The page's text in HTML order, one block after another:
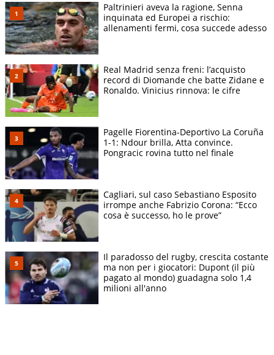
Paltrinieri aveva la ragione, Senna
inquinata ed Europei a rischio:
allenamenti fermi, cosa succede adesso
Real Madrid senza freni: l’acquisto
record di Diomande che batte Zidane e
Ronaldo. Vinicius rinnova: le cifre
Pagelle Fiorentina-Deportivo La Coruña
1-1: Ndour brilla, Atta convince.
Pongracic rovina tutto nel finale
Cagliari, sul caso Sebastiano Esposito
irrompe anche Fabrizio Corona: “Ecco
cosa è successo, ho le prove”
Il paradosso del rugby, crescita costante
ma non per i giocatori: Dupont (il più
pagato al mondo) guadagna solo 1,4
milioni all'anno